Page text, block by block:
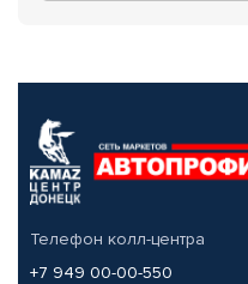
Телефон колл-центра
+7 949 00-00-550